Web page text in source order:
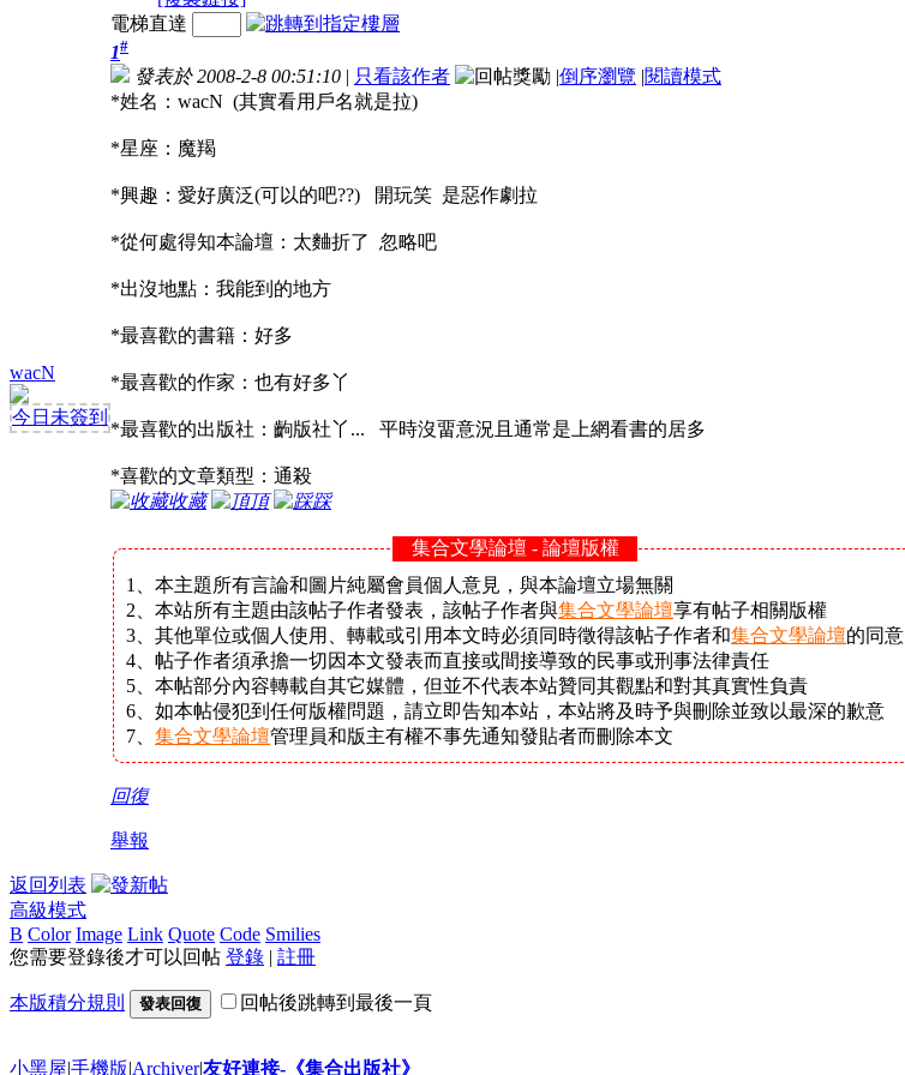
wacN
今日未簽到
電梯直達
1#
發表於 2008-2-8 00:51:10 | 只看該作者 |倒序瀏覽 |閱讀模式
*姓名：wacN (其實看用戶名就是拉)
*星座：魔羯
*興趣：愛好廣泛(可以的吧??) 開玩笑 是惡作劇拉
*從何處得知本論壇：太麯折了 忽略吧
*出沒地點：我能到的地方
*最喜歡的書籍：好多
*最喜歡的作家：也有好多丫
*最喜歡的出版社：齣版社丫... 平時沒畱意況且通常是上網看書的居多
*喜歡的文章類型：通殺
收藏
頂 踩
集合文學論壇 - 論壇版權
1、本主題所有言論和圖片純屬會員個人意見，與本論壇立場無關
2、本站所有主題由該帖子作者發表，該帖子作者與集合文學論壇享有帖子相關版權
3、其他單位或個人使用、轉載或引用本文時必須同時徵得該帖子作者和集合文學論壇的同意
4、帖子作者須承擔一切因本文發表而直接或間接導致的民事或刑事法律責任
5、本帖部分內容轉載自其它媒體，但並不代表本站贊同其觀點和對其真實性負責
6、如本帖侵犯到任何版權問題，請立即告知本站，本站將及時予與刪除並致以最深的歉意
7、 集合文學論壇管理員和版主有權不事先通知發貼者而刪除本文
回復
舉報
返回列表
高級模式
B Color Image Link Quote Code Smilies
您需要登錄後才可以回帖 登錄 | 註冊
本版積分規則 發表回復 回帖後跳轉到最後一頁
小黑屋|手機版|Archiver|友好連接-《集合出版社》